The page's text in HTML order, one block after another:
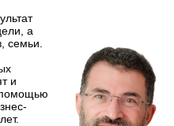
а
семьи.
и